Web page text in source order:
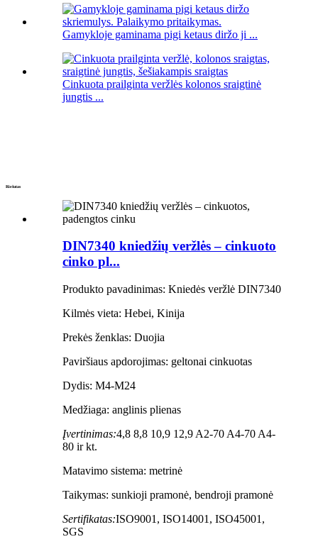
Gamykloje gaminama pigi ketaus diržo ji ...
Cinkuota prailginta veržlės kolonos sraigtinė
jungtis ...
Riešutas
DIN7340 kniedžių veržlės – cinkuoto
cinko pl...
Produkto pavadinimas: Kniedės veržlė DIN7340
Kilmės vieta: Hebei, Kinija
Prekės ženklas: Duojia
Paviršiaus apdorojimas: geltonai cinkuotas
Dydis: M4-M24
Medžiaga: anglinis plienas
Įvertinimas:4,8 8,8 10,9 12,9 A2-70 A4-70 A4-
80 ir kt.
Matavimo sistema: metrinė
Taikymas: sunkioji pramonė, bendroji pramonė
Sertifikatas:ISO9001, ISO14001, ISO45001,
SGS